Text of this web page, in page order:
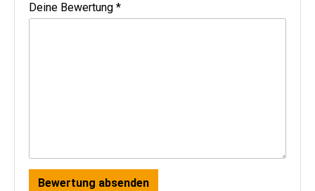
Deine Bewertung *
Bewertung absenden